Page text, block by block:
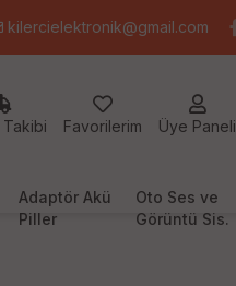
kilercielektronik@gmail.com
Takibi Favorilerim Üye Paneli
Adaptör Akü
Piller
Oto Ses ve
Görüntü Sis.